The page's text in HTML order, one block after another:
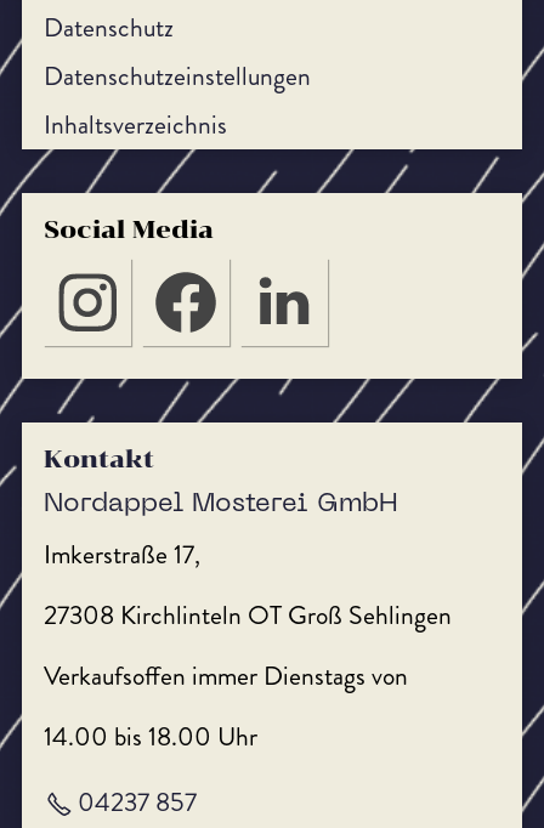
Datenschutz
Datenschutzeinstellungen
Inhaltsverzeichnis
Social Media
Kontakt
Nordappel Mosterei GmbH
Imkerstraße 17,
27308 Kirchlinteln OT Groß Sehlingen
Verkaufsoffen immer Dienstags von
14.00 bis 18.00 Uhr
04237 857